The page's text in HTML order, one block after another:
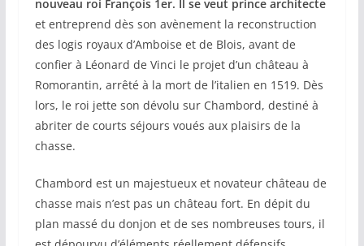
nouveau roi François 1er. Il se veut prince architecte
et entreprend dès son avènement la reconstruction
des logis royaux d’Amboise et de Blois, avant de
confier à Léonard de Vinci le projet d’un château à
Romorantin, arrêté à la mort de l’italien en 1519. Dès
lors, le roi jette son dévolu sur Chambord, destiné à
abriter de courts séjours voués aux plaisirs de la
chasse.
Chambord est un majestueux et novateur château de
chasse mais n’est pas un château fort. En dépit du
plan massé du donjon et de ses nombreuses tours, il